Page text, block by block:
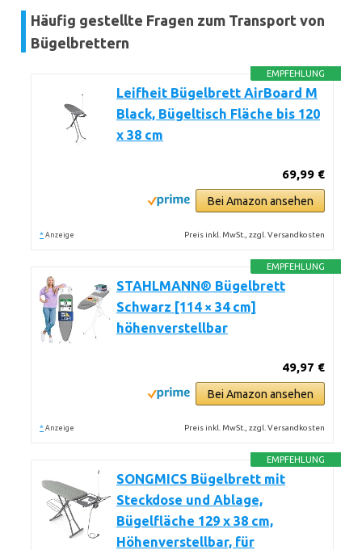
Häufig gestellte Fragen zum Transport von
Bügelbrettern
EMPFEHLUNG
Leifheit Bügelbrett AirBoard M
Black, Bügeltisch Fläche bis 120
x 38 cm
69,99 €
Bei Amazon ansehen
* Anzeige Preis inkl. MwSt., zzgl. Versandkosten
EMPFEHLUNG
STAHLMANN® Bügelbrett
Schwarz [114 × 34 cm]
höhenverstellbar
49,97 €
Bei Amazon ansehen
* Anzeige Preis inkl. MwSt., zzgl. Versandkosten
EMPFEHLUNG
SONGMICS Bügelbrett mit
Steckdose und Ablage,
Bügelfläche 129 x 38 cm,
Höhenverstellbar, für